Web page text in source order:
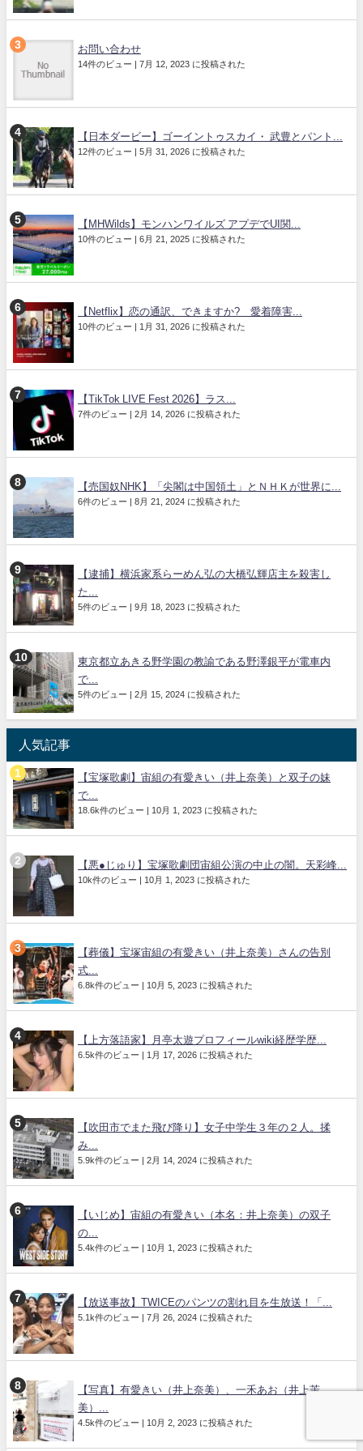
お問い合わせ
14件のビュー | 7月 12, 2023 に投稿された
【日本ダービー】ゴーイントゥスカイ・ 武豊とパント...
12件のビュー | 5月 31, 2026 に投稿された
【MHWilds】モンハンワイルズ アプデでUI関...
10件のビュー | 6月 21, 2025 に投稿された
【Netflix】恋の通訳、できますか? 愛着障害...
10件のビュー | 1月 31, 2026 に投稿された
【TikTok LIVE Fest 2026】ラス...
7件のビュー | 2月 14, 2026 に投稿された
【売国奴NHK】「尖閣は中国領土」とＮＨＫが世界に...
6件のビュー | 8月 21, 2024 に投稿された
【逮捕】横浜家系らーめん弘の大橋弘輝店主を殺害し
た...
5件のビュー | 9月 18, 2023 に投稿された
東京都立あきる野学園の教諭である野澤銀平が電車内
で...
5件のビュー | 2月 15, 2024 に投稿された
人気記事
【宝塚歌劇】宙組の有愛きい（井上奈美）と双子の妹
で...
18.6k件のビュー | 10月 1, 2023 に投稿された
【悪●じゅり】宝塚歌劇団宙組公演の中止の闇。天彩峰...
10k件のビュー | 10月 1, 2023 に投稿された
【葬儀】宝塚宙組の有愛きい（井上奈美）さんの告別
式...
6.8k件のビュー | 10月 5, 2023 に投稿された
【上方落語家】月亭太遊プロフィールwiki経歴学歴...
6.5k件のビュー | 1月 17, 2026 に投稿された
【吹田市でまた飛び降り】女子中学生３年の２人。揉
み...
5.9k件のビュー | 2月 14, 2024 に投稿された
【いじめ】宙組の有愛きい（本名：井上奈美）の双子
の...
5.4k件のビュー | 10月 1, 2023 に投稿された
【放送事故】TWICEのパンツの割れ目を生放送！「...
5.1k件のビュー | 7月 26, 2024 に投稿された
【写真】有愛きい（井上奈美）、一禾あお（井上茉
美）...
4.5k件のビュー | 10月 2, 2023 に投稿された